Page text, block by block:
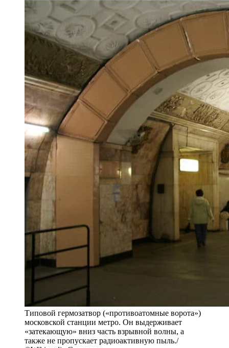
Типовой гермозатвор («противоатомные ворота»)
московской станции метро. Он выдерживает
«затекающую» вниз часть взрывной волны, а
также не пропускает радиоактивную пыль./